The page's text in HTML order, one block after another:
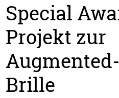
Special
Projekt zur
Brille